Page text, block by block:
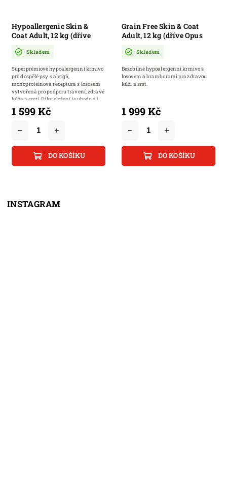
Hypoallergenic Skin &
Coat Adult, 12 kg (dříve
Hypoalergenní
lososem pro psy s alergií
Skladem
1 599 Kč
DO KOŠÍKU
Superprémiové hypoalergenní krmivo
pro dospělé psy s alergií,
monoproteinová receptura s lososem
vytvořená pro podporu trávení, zdravé
kůže a srsti. Díky složení je vhodná i
pro...
Grain Free Skin & Coat
Adult, 12 kg (dříve Opus
hypoalergenní krmivo s
zdravou kůži a srst
Skladem
1 999 Kč
DO KOŠÍKU
Bezobilné hypoalergenní krmivo s
lososem a bramborami pro zdravou
kůži a srst.
INSTAGRAM